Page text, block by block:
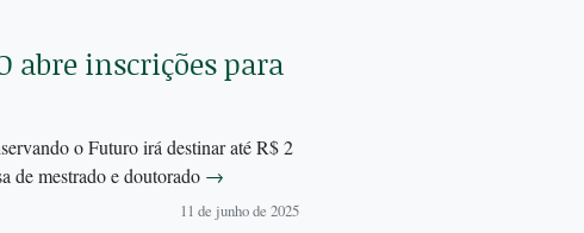
abre inscrições para
o Futuro irá destinar até R$ 2
de mestrado e doutorado →
11 de junho de 2025